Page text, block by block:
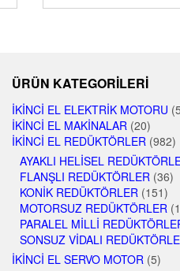
ÜRÜN KATEGORILERI
İKINCI EL ELEKTRIK MOTORU
İKINCI EL MAKINALAR (20)
İKINCI EL REDÜKTÖRLER (982)
AYAKLI HELISEL
FLANŞLI REDÜKTÖRLER (36)
KONIK REDÜKTÖRLER (151)
MOTORSUZ REDÜKTÖRLER
PARALEL MILLI
SONSUZ VIDALI
İKINCI EL SERVO MOTOR (5)